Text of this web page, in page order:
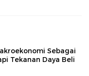
Sebagai
Tekanan Daya Beli